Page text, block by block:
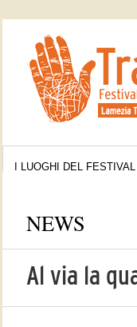
I LUOGHI DEL FESTIVAL
NEWS
Al via la